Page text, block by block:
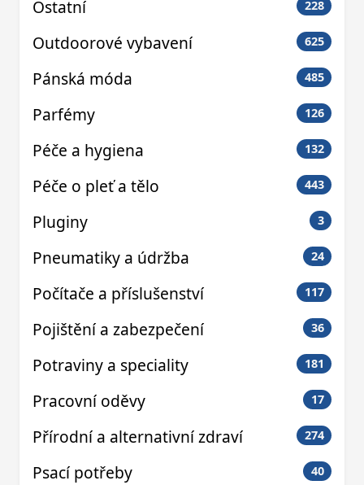
Ostatní 228
Outdoorové vybavení 625
Pánská móda 485
Parfémy 126
Péče a hygiena 132
Péče o pleť a tělo 443
Pluginy 3
Pneumatiky a údržba 24
Počítače a příslušenství 117
Pojištění a zabezpečení 36
Potraviny a speciality 181
Pracovní oděvy 17
Přírodní a alternativní zdraví 274
Psací potřeby 40